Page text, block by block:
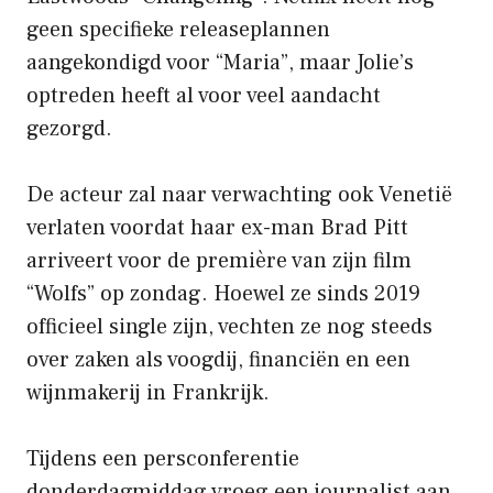
geen specifieke releaseplannen
aangekondigd voor “Maria”, maar Jolie’s
optreden heeft al voor veel aandacht
gezorgd.
De acteur zal naar verwachting ook Venetië
verlaten voordat haar ex-man Brad Pitt
arriveert voor de première van zijn film
“Wolfs” op zondag. Hoewel ze sinds 2019
officieel single zijn, vechten ze nog steeds
over zaken als voogdij, financiën en een
wijnmakerij in Frankrijk.
Tijdens een persconferentie